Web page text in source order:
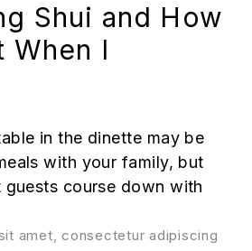
Shui and How
When I
in the dinette may be
with your family, but
course down with
amet, consectetur adipiscing